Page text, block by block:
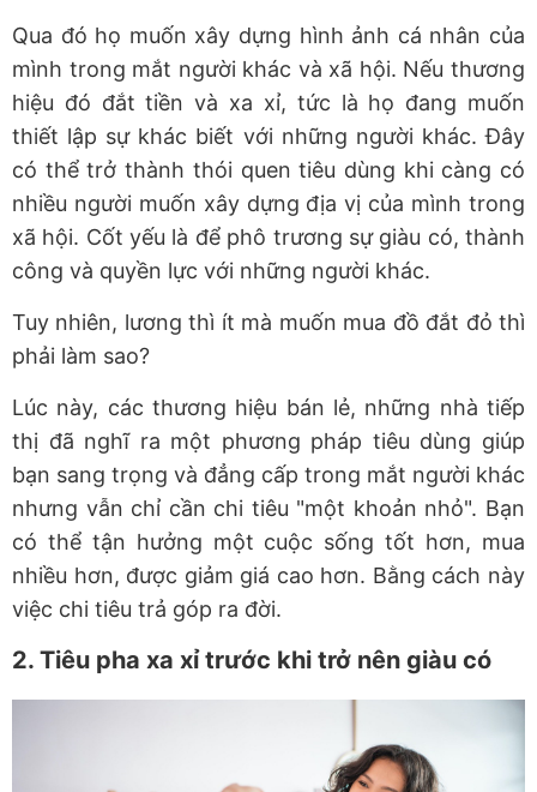
Qua đó họ muốn xây dựng hình ảnh cá nhân của
mình trong mắt người khác và xã hội. Nếu thương
hiệu đó đắt tiền và xa xỉ, tức là họ đang muốn
thiết lập sự khác biết với những người khác. Đây
có thể trở thành thói quen tiêu dùng khi càng có
nhiều người muốn xây dựng địa vị của mình trong
xã hội. Cốt yếu là để phô trương sự giàu có, thành
công và quyền lực với những người khác.
Tuy nhiên, lương thì ít mà muốn mua đồ đắt đỏ thì
phải làm sao?
Lúc này, các thương hiệu bán lẻ, những nhà tiếp
thị đã nghĩ ra một phương pháp tiêu dùng giúp
bạn sang trọng và đẳng cấp trong mắt người khác
nhưng vẫn chỉ cần chi tiêu "một khoản nhỏ". Bạn
có thể tận hưởng một cuộc sống tốt hơn, mua
nhiều hơn, được giảm giá cao hơn. Bằng cách này
việc chi tiêu trả góp ra đời.
2. Tiêu pha xa xỉ trước khi trở nên giàu có